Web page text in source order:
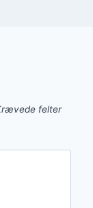
felter